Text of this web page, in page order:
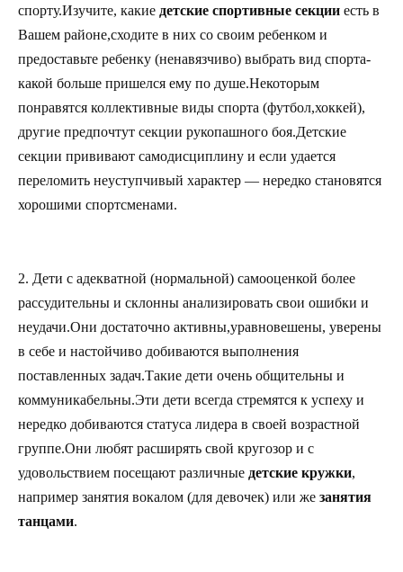
спорту.Изучите, какие детские спортивные секции есть в
Вашем районе,сходите в них со своим ребенком и
предоставьте ребенку (ненавязчиво) выбрать вид спорта-
какой больше пришелся ему по душе.Некоторым
понравятся коллективные виды спорта (футбол,хоккей),
другие предпочтут секции рукопашного боя.Детские
секции прививают самодисциплину и если удается
переломить неуступчивый характер — нередко становятся
хорошими спортсменами.
2. Дети с адекватной (нормальной) самооценкой более
рассудительны и склонны анализировать свои ошибки и
неудачи.Они достаточно активны,уравновешены, уверены
в себе и настойчиво добиваются выполнения
поставленных задач.Такие дети очень общительны и
коммуникабельны.Эти дети всегда стремятся к успеху и
нередко добиваются статуса лидера в своей возрастной
группе.Они любят расширять свой кругозор и с
удовольствием посещают различные детские кружки,
например занятия вокалом (для девочек) или же занятия
танцами.